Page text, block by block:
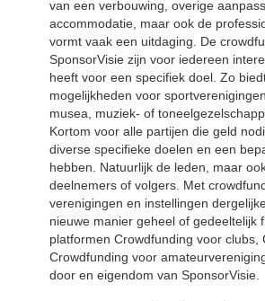
van een verbouwing, overige
accommodatie, maar ook de
vormt vaak een uitdaging. De
SponsorVisie zijn voor iedereen
heeft voor een specifiek doel. Zo
mogelijkheden voor
musea, muziek- of
Kortom voor alle partijen die geld
diverse specifieke doelen en een
hebben. Natuurlijk de leden, maar
deelnemers of volgers. Met
verenigingen en instellingen
nieuwe manier geheel of gedeeltelijk
platformen Crowdfunding voor clubs,
Crowdfunding voor
door en eigendom van SponsorVisie.